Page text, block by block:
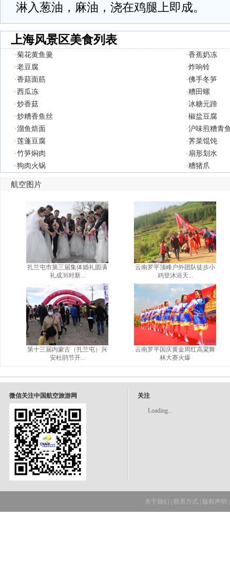
淋入葱油，麻油，浇在鸡腿上即成。
上海风景区美食列表
·菊花黄鱼羹 ·香蕉奶冻
·老豆腐 ·炸响铃
·香菇面筋 ·佛手冬笋
·西瓜冻 ·糟田螺
·炒香菇 ·冰糖元蹄
·炒糟香鱼丝 ·椒盐豆腐
·溜鱼焙面 ·沪味煎糟青
·莲蓬豆腐 ·荠菜馄饨
·竹笋焖肉 · 扇形划水
·狗肉火锅 ·糟猪爪
航空图片
扎兰屯市第三届集体婚礼圆满
礼成36对新...
第十三届内蒙古（扎兰屯）兴
安杜鹃节开...
云南罗平顶峰户外团队徒步小
鸡登沐浴天...
云南罗平国庆黄金周红高粱舞
林大赛火爆
微信关注中国航空旅游网 关注
Loading...
关于我们 联系方式 版权声明